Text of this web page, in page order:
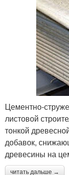
Цементно-
листовой
тонкой
добавок,
древесины на
читать дальше →